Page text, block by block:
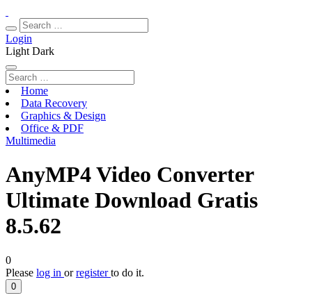
Login
Light Dark
Home
Data Recovery
Graphics & Design
Office & PDF
Multimedia
AnyMP4 Video Converter
Ultimate Download Gratis
8.5.62
0
Please log in orregisterto do it.
0